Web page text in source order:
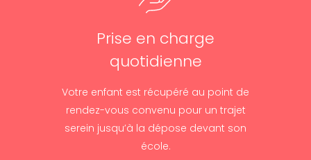
Prise en charge
quotidienne
Votre enfant est récupéré au point de
rendez-vous convenu pour un trajet
serein jusqu’à la dépose devant son
école.